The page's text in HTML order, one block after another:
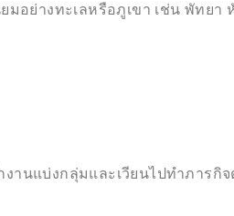
อย่างทะเลหรือภูเขา เช่น พัทย
นแบ่งกลุ่มและเวียนไปทำภารกิ